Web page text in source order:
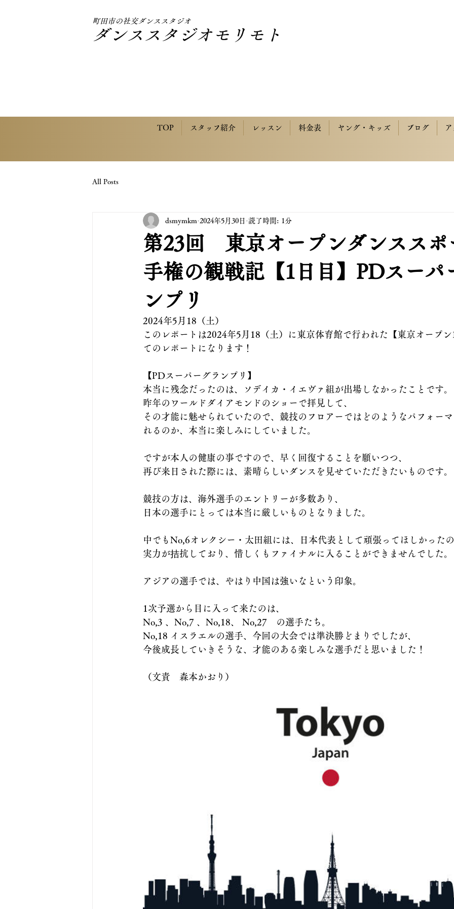
町田市の社交ダンススタジオ
ダンススタジオモリモト
TOP スタッフ紹介 レッスン 料金表 ヤング・キッズ ブログ
All Posts
第23回 東京オープンダンススポ
手権の観戦記【1日目】PDスーパ
ンプリ
dsmymkm 2024年5月30日 読了時間: 1分
2024年5月18（土）
このレポートは2024年5月18（土）に東京体育館で行われた【東京オープ
てのレポートになります！
【PDスーパーグランプリ】
本当に残念だったのは、ソデイカ・イエヴァ組が出場しなかったことです。
昨年のワールドダイアモンドのショーで拝見して、
その才能に魅せられていたので、競技のフロアーではどのようなパフォーマ
れるのか、本当に楽しみにしていました。
ですが本人の健康の事ですので、早く回復することを願いつつ、
再び来日された際には、素晴らしいダンスを見せていただきたいものです。
競技の方は、海外選手のエントリーが多数あり、
日本の選手にとっては本当に厳しいものとなりました。
中でもNo,6オレクシー・太田組には、日本代表として頑張ってほしかったの
実力が拮抗しており、惜しくもファイナルに入ることができませんでした。
アジアの選手では、やはり中国は強いなという印象。
1次予選から目に入って来たのは、
No,3 、No,7 、No,18、 No,27　の選手たち。
No,18 イスラエルの選手、今回の大会では準決勝どまりでしたが、
今後成長していきそうな、才能のある楽しみな選手だと思いました！
（文責　森本かおり）